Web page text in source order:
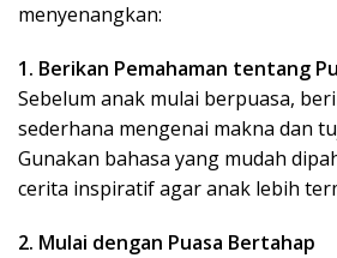
menyenangkan:
1. Berikan Pemahaman tentang
Sebelum anak mulai berpuasa,
sederhana mengenai makna dan
Gunakan bahasa yang mudah
cerita inspiratif agar anak lebih
2. Mulai dengan Puasa Bertahap